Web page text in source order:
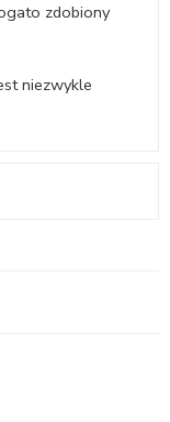
zdobiony
niezwykle